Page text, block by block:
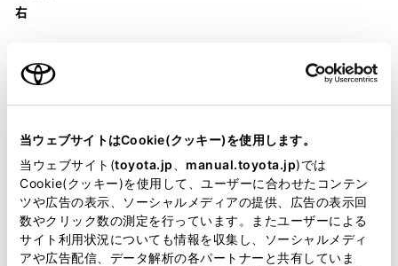
当ウェブサイトはCookie(クッキー)を使用します。
当ウェブサイト(toyota.jp manual.toyota.jp)では
Cookie(クッキー)を使用して、ユーザーに合わせたコンテン
ツや広告の表示、ソーシャルメディアの提供、広告の表示回
数やクリック数の測定を行っています。またユーザーによる
サイト利用状況についても情報を収集し、ソーシャルメディ
アや広告配信、データ解析の各パートナーと共有していま
右
装備・仕様
装備説明/用語解説
基本装備